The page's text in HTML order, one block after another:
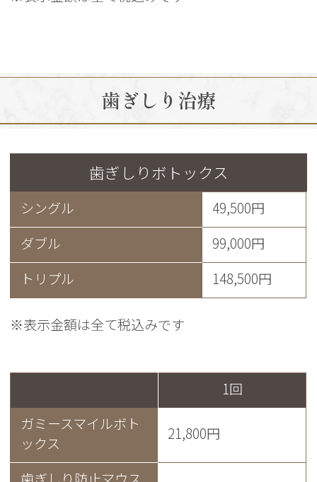
歯ぎしり治療
歯ぎしりボトックス
シングル
49,500円
ダブル
99,000円
トリプル
148,500円
※表示金額は全て税込みです
1回
ガミースマイルボト
ックス
21,800円